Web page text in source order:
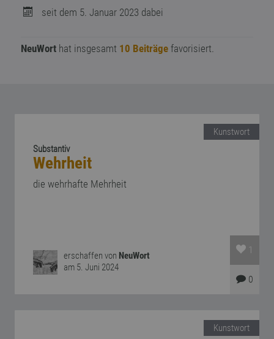
seit dem 5. Januar 2023 dabei
NeuWorthat insgesamt 10 Beiträgefavorisiert.
Kunstwort
Substantiv
Wehrheit
die wehrhafte Mehrheit
erschaffen von NeuWort
am 5. Juni 2024
1
0
Kunstwort